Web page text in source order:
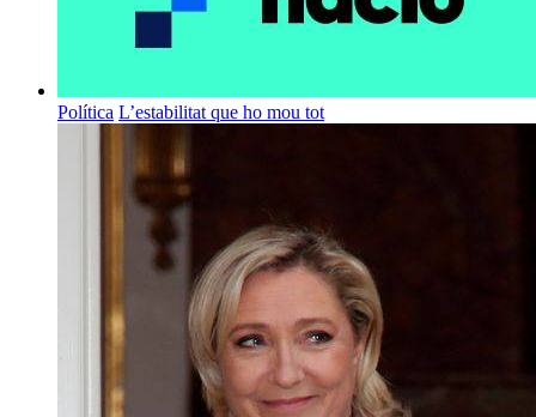
Política L’estabilitat que ho mou tot